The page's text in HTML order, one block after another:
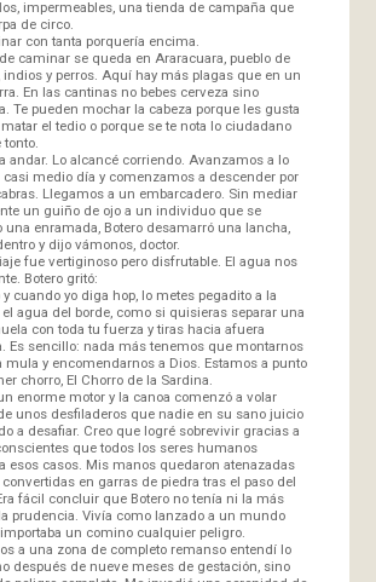
impermeables, una tienda de campaña que
de circo.
con tanta porquería encima.
caminar se queda en Araracuara, pueblo de
indios y perros. Aquí hay más plagas que en un
En las cantinas no bebes cerveza sino
Te pueden mochar la cabeza porque les gusta
el tedio o porque se te nota lo ciudadano
andar. Lo alcancé corriendo. Avanzamos a lo
medio día y comenzamos a descender por
Llegamos a un embarcadero. Sin mediar
un guiño de ojo a un individuo que se
una enramada, Botero desamarró una lancha,
y dijo vámonos, doctor.
fue vertiginoso pero disfrutable. El agua nos
Botero gritó:
cuando yo diga hop, lo metes pegadito a la
el agua del borde, como si quisieras separar una
con toda tu fuerza y tiras hacia afuera
Es sencillo: nada más tenemos que montarnos
mula y encomendarnos a Dios. Estamos a punto
chorro, El Chorro de la Sardina.
enorme motor y la canoa comenzó a volar
unos desfiladeros que nadie en su sano juicio
a desafiar. Creo que logré sobrevivir gracias a
que todos los seres humanos
esos casos. Mis manos quedaron atenazadas
en garras de piedra tras el paso del
fácil concluir que Botero no tenía ni la más
prudencia. Vivía como lanzado a un mundo
un comino cualquier peligro.
a una zona de completo remanso entendí lo
después de nueve meses de gestación, sino